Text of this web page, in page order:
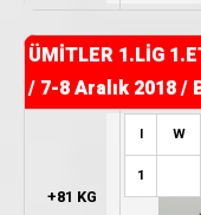
ÜMİTLER 1.LİG
/ 7-8 Aralık 2018 /
+81 KG
I W
1